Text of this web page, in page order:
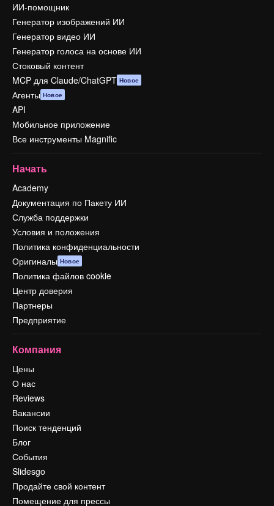
ИИ-помощник
Генератор изображений ИИ
Генератор видео ИИ
Генератор голоса на основе ИИ
Стоковый контент
MCP для Claude/ChatGPT Новое
Агенты Новое
API
Мобильное приложение
Все инструменты Magnific
Начать
Academy
Документация по Пакету ИИ
Служба поддержки
Условия и положения
Политика конфиденциальности
Оригиналы Новое
Политика файлов cookie
Центр доверия
Партнеры
Предприятие
Компания
Цены
О нас
Reviews
Вакансии
Поиск тенденций
Блог
События
Slidesgo
Продайте свой контент
Помещение для прессы